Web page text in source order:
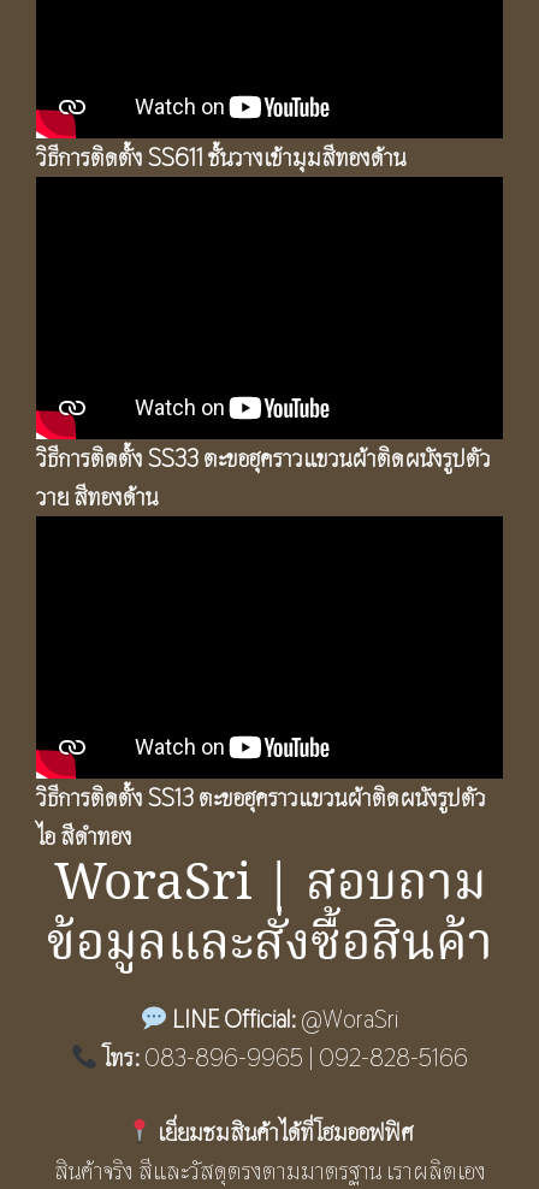
วิธีการติดตั้ง SS611 ชั้นวางเข้ามุมสีทองด้าน
วิธีการติดตั้ง SS33 ตะขอฮุคราวแขวนผ้าติดผนังรูปตัว
วาย สีทองด้าน
วิธีการติดตั้ง SS13 ตะขอฮุคราวแขวนผ้าติดผนังรูปตัว
ไอ สีดำทอง
WoraSri | สอบถาม
ข้อมูลและสั่งซื้อสินค้า
LINE Official:@WoraSri
โทร:083-896-9965 | 092-828-5166
เยี่ยมชมสินค้าได้ที่โฮมออฟฟิศ
สินค้าจริง สีและวัสดุตรงตามมาตรฐาน เราผลิตเอง